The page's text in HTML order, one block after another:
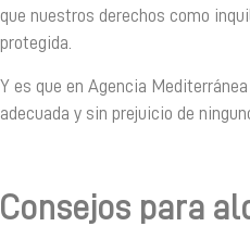
que nuestros derechos como
protegida.
Y es que en Agencia
adecuada y sin prejuicio de
Consejos para